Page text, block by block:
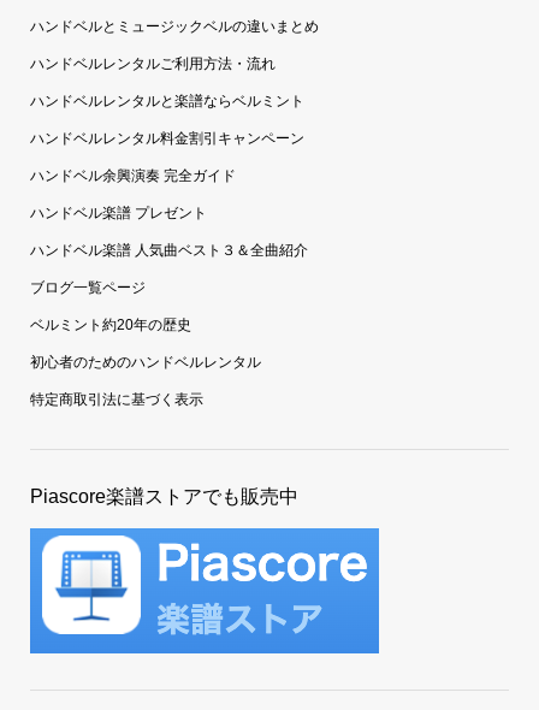
ハンドベルとミュージックベルの違いまとめ
ハンドベルレンタルご利用方法・流れ
ハンドベルレンタルと楽譜ならベルミント
ハンドベルレンタル料金割引キャンペーン
ハンドベル余興演奏 完全ガイド
ハンドベル楽譜 プレゼント
ハンドベル楽譜 人気曲ベスト３＆全曲紹介
ブログ一覧ページ
ベルミント約20年の歴史
初心者のためのハンドベルレンタル
特定商取引法に基づく表示
Piascore楽譜ストアでも販売中